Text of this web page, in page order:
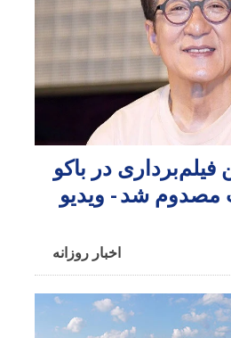
در باکو
مصدوم شد - ویدیو
اخبار روزانه